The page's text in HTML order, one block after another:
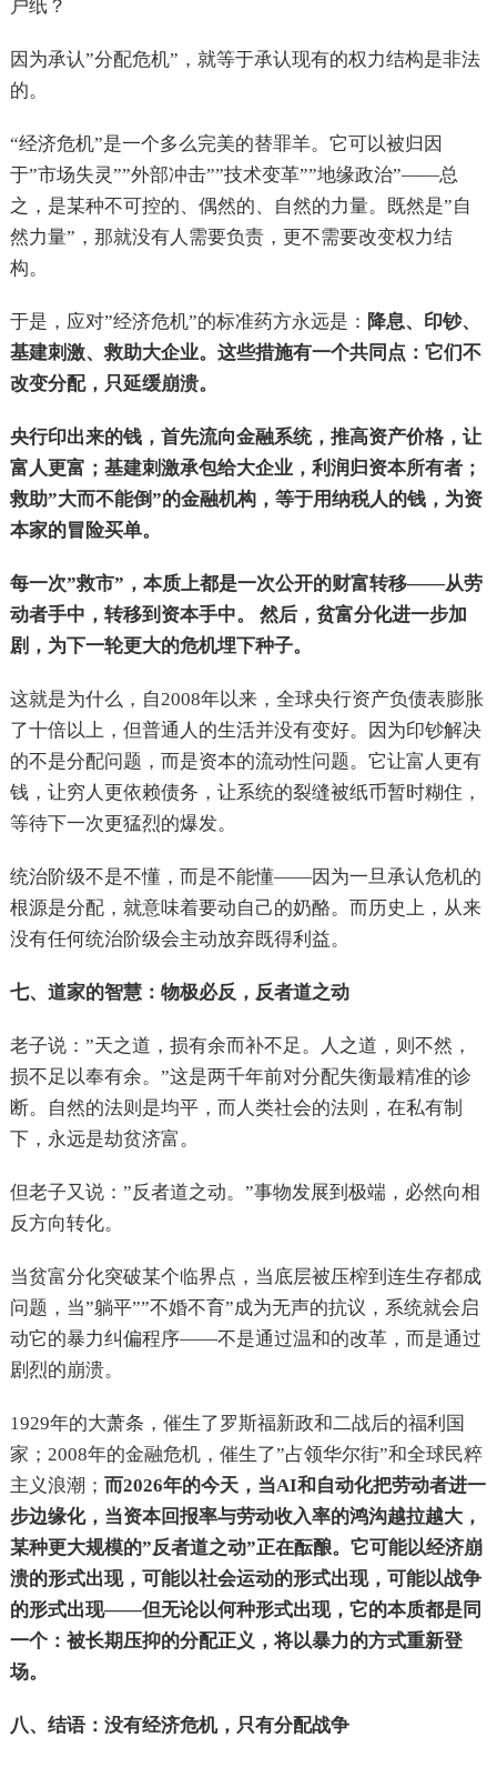
户纸？
因为承认”分配危机”，就等于承认现有的权力结构是非法
的。
“经济危机”是一个多么完美的替罪羊。它可以被归因
于”市场失灵””外部冲击””技术变革””地缘政治”——总
之，是某种不可控的、偶然的、自然的力量。既然是”自
然力量”，那就没有人需要负责，更不需要改变权力结
构。
于是，应对”经济危机”的标准药方永远是： 降息、印钞、
基建刺激、救助大企业。这些措施有一个共同点：它们不
改变分配，只延缓崩溃。
央行印出来的钱，首先流向金融系统，推高资产价格，让
富人更富；基建刺激承包给大企业，利润归资本所有者；
救助”大而不能倒”的金融机构，等于用纳税人的钱，为资
本家的冒险买单。
每一次”救市”，本质上都是一次公开的财富转移——从劳
动者手中，转移到资本手中。 然后，贫富分化进一步加
剧，为下一轮更大的危机埋下种子。
这就是为什么，自2008年以来，全球央行资产负债表膨胀
了十倍以上，但普通人的生活并没有变好。因为印钞解决
的不是分配问题，而是资本的流动性问题。它让富人更有
钱，让穷人更依赖债务，让系统的裂缝被纸币暂时糊住，
等待下一次更猛烈的爆发。
统治阶级不是不懂，而是不能懂——因为一旦承认危机的
根源是分配，就意味着要动自己的奶酪。而历史上，从来
没有任何统治阶级会主动放弃既得利益。
七、道家的智慧：物极必反，反者道之动
老子说：”天之道，损有余而补不足。人之道，则不然，
损不足以奉有余。”这是两千年前对分配失衡最精准的诊
断。自然的法则是均平，而人类社会的法则，在私有制
下，永远是劫贫济富。
但老子又说：”反者道之动。”事物发展到极端，必然向相
反方向转化。
当贫富分化突破某个临界点，当底层被压榨到连生存都成
问题，当”躺平””不婚不育”成为无声的抗议，系统就会启
动它的暴力纠偏程序——不是通过温和的改革，而是通过
剧烈的崩溃。
1929年的大萧条，催生了罗斯福新政和二战后的福利国
家；2008年的金融危机，催生了”占领华尔街”和全球民粹
主义浪潮； 而2026年的今天，当AI和自动化把劳动者进一
步边缘化，当资本回报率与劳动收入率的鸿沟越拉越大，
某种更大规模的”反者道之动”正在酝酿。它可能以经济崩
溃的形式出现，可能以社会运动的形式出现，可能以战争
的形式出现——但无论以何种形式出现，它的本质都是同
一个：被长期压抑的分配正义，将以暴力的方式重新登
场。
八、结语：没有经济危机，只有分配战争